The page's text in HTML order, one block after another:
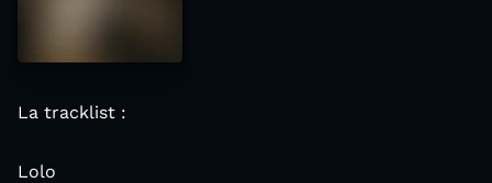
La tracklist :
Lolo